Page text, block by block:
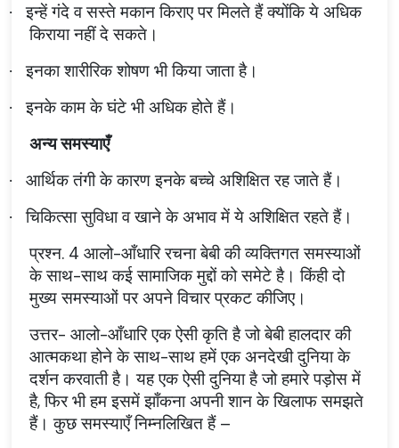
·
इन्हें गंदे व सस्ते मकान किराए पर मिलते हैं क्योंकि ये अधिक
किराया नहीं दे सकते।
· इनका शारीरिक शोषण भी किया जाता है।
·
इनके काम के घंटे भी अधिक होते हैं।
अन्य समस्याएँ
· आर्थिक तंगी के कारण इनके बच्चे अशिक्षित रह जाते हैं।
·
चिकित्सा सुविधा व खाने के अभाव में ये अशिक्षित रहते हैं।
प्रश्न. 4 आलो-आँधारि रचना बेबी की व्यक्तिगत समस्याओं
के साथ-साथ कई सामाजिक मुद्दों को समेटे है। किंही दो
मुख्य समस्याओं पर अपने विचार प्रकट कीजिए।
उत्तर- आलो-आँधारि एक ऐसी कृति है जो बेबी हालदार की
आत्मकथा होने के साथ-साथ हमें एक अनदेखी दुनिया के
दर्शन करवाती है। यह एक ऐसी दुनिया है जो हमारे पड़ोस में
है, फिर भी हम इसमें झाँकना अपनी शान के खिलाफ समझते
हैं। कुछ समस्याएँ निम्नलिखित हैं –